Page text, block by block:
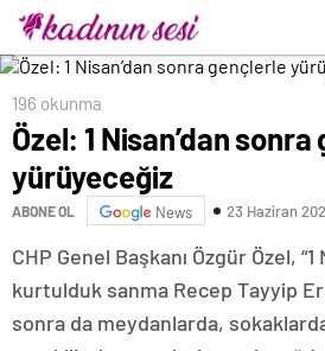
196 okunma
Özel: 1 Nisan’dan
yürüyeceğiz
ABONE OL News 23 Haziran
CHP Genel Başkanı Özgür Özel,
kurtulduk sanma Recep Tayyip
sonra da meydanlarda,